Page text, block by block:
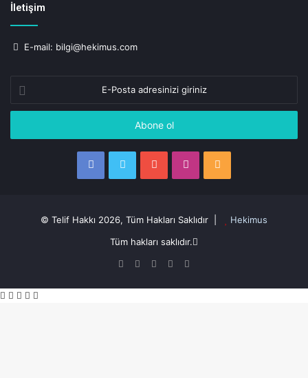
İletişim
E-mail: bilgi@hekimus.com
Posta
adresinizi
FacebookTwitter YouTubeInstagram
© Telif Hakkı 2026, Tüm Hakları Saklıdır |
Hekimus
Tüm hakları saklıdır.
Facebook
TwitterYouTubeInstagram
Facebook
Twitter
WhatsApp
Telegram